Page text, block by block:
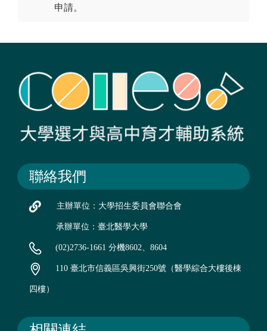
申請。
聯絡我們
主辦單位：大學招生委員會聯合會
承辦單位：臺北醫學大學
(02)2736-1661 分機8602、8604
110 臺北市信義區吳興街250號（醫學綜合大樓後棟
四樓）